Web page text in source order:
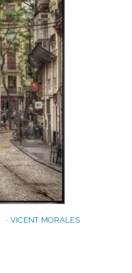
- VICENT MORALES